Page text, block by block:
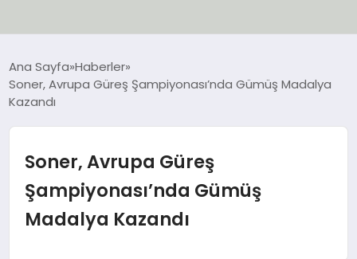
EKONOMİ
SPOR
Ana Sayfa Haberler
Soner, Avrupa Güreş Şampiyonası’nda Gümüş Madalya
Kazandı
Soner, Avrupa Güreş
Şampiyonası’nda Gümüş
Madalya Kazandı